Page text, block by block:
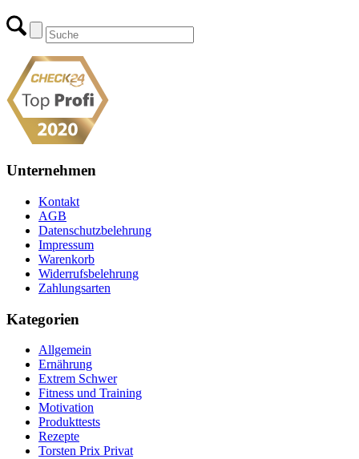
Unternehmen
Kontakt
AGB
Datenschutzbelehrung
Impressum
Warenkorb
Widerrufsbelehrung
Zahlungsarten
Kategorien
Allgemein
Ernährung
Extrem Schwer
Fitness und Training
Motivation
Produkttests
Rezepte
Torsten Prix Privat